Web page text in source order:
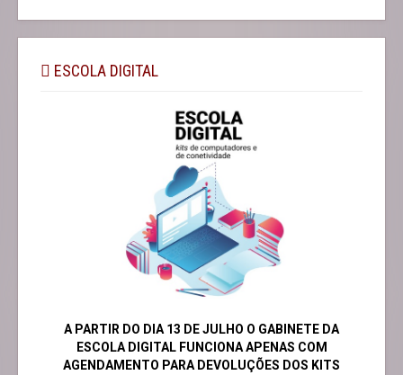
ESCOLA DIGITAL
A PARTIR DO DIA 13 DE JULHO O GABINETE DA
ESCOLA DIGITAL FUNCIONA APENAS COM
AGENDAMENTO PARA DEVOLUÇÕES DOS KITS